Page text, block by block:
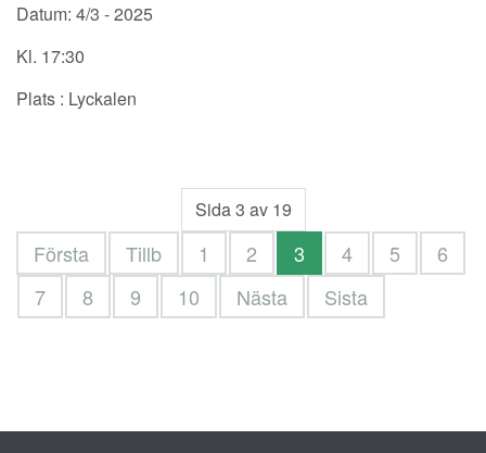
Datum: 4/3 - 2025
Kl. 17:30
Plats : Lyckalen
Sida 3 av 19
Första Tillb 1 2 3 4 5
6
7
8 9 10 Nästa Sista